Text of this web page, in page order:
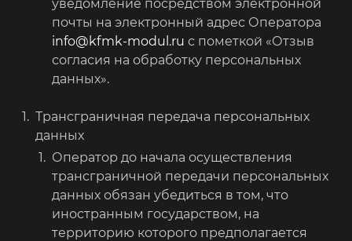
уведомление посредством электронной
почты на электронный адрес Оператора
info@kfmk-modul.ru с пометкой «Отзыв
согласия на обработку персональных
данных».
Трансграничная передача персональных
данных
Оператор до начала осуществления
трансграничной передачи персональных
данных обязан убедиться в том, что
иностранным государством, на
территорию которого предполагается